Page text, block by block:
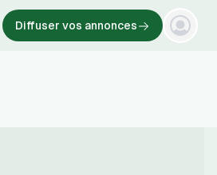
Diffuser vos annonces